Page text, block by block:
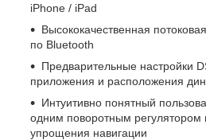
iPhone / iPad
Высококачественная
по Bluetooth
Предварительные настройки
приложения и расположения
Интуитивно понятный
одним поворотным
упрощения навигации